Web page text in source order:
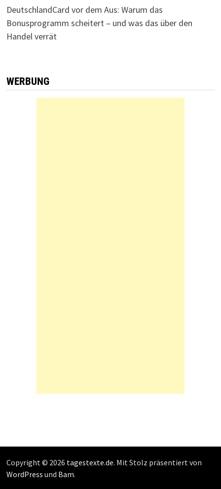
DeutschlandCard vor dem Aus: Warum das
Bonusprogramm scheitert – und was das über den
Handel verrät
WERBUNG
Copyright © 2026 tagestexte.de. Mit Stolz präsentiert von
WordPress und Bam.